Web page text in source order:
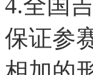
保证参